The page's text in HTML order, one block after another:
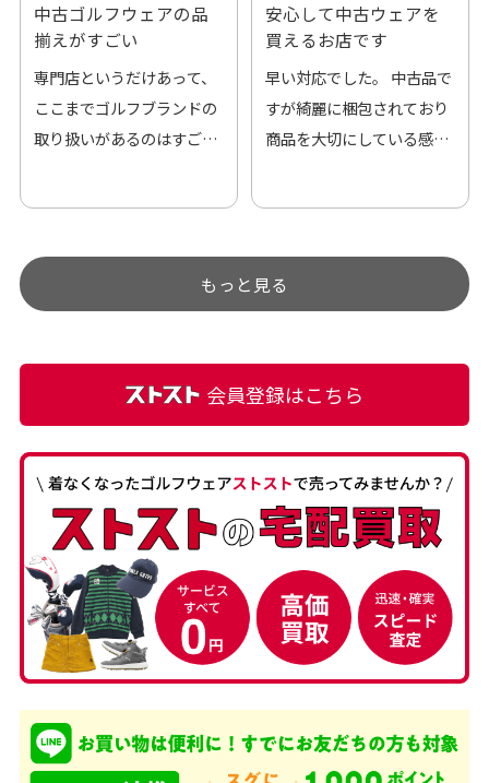
中古ゴルフウェアの品
揃えがすごい
専門店というだけあって、
ここまでゴルフブランドの
取り扱いがあるのはすご
す。
安心して中古ウェアを
買えるお店です
早い対応でした。 中古品で
すが綺麗に梱包されており
商品を大切にしている感が
うぐらい目立つことなく綺
麗な商品でお安く購入でき
もっと見る
会員登録はこちら